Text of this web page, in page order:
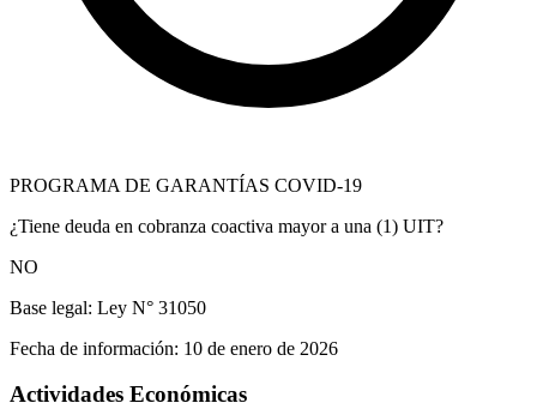
PROGRAMA DE GARANTÍAS COVID-19
¿Tiene deuda en cobranza coactiva mayor a una (1) UIT?
NO
Base legal: Ley N° 31050
Fecha de información: 10 de enero de 2026
Actividades Económicas